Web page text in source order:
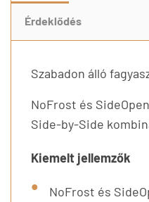
Érdeklődés
Szabadon álló
NoFrost és
Side-by-Side
Kiemelt jellemzők
NoFrost és